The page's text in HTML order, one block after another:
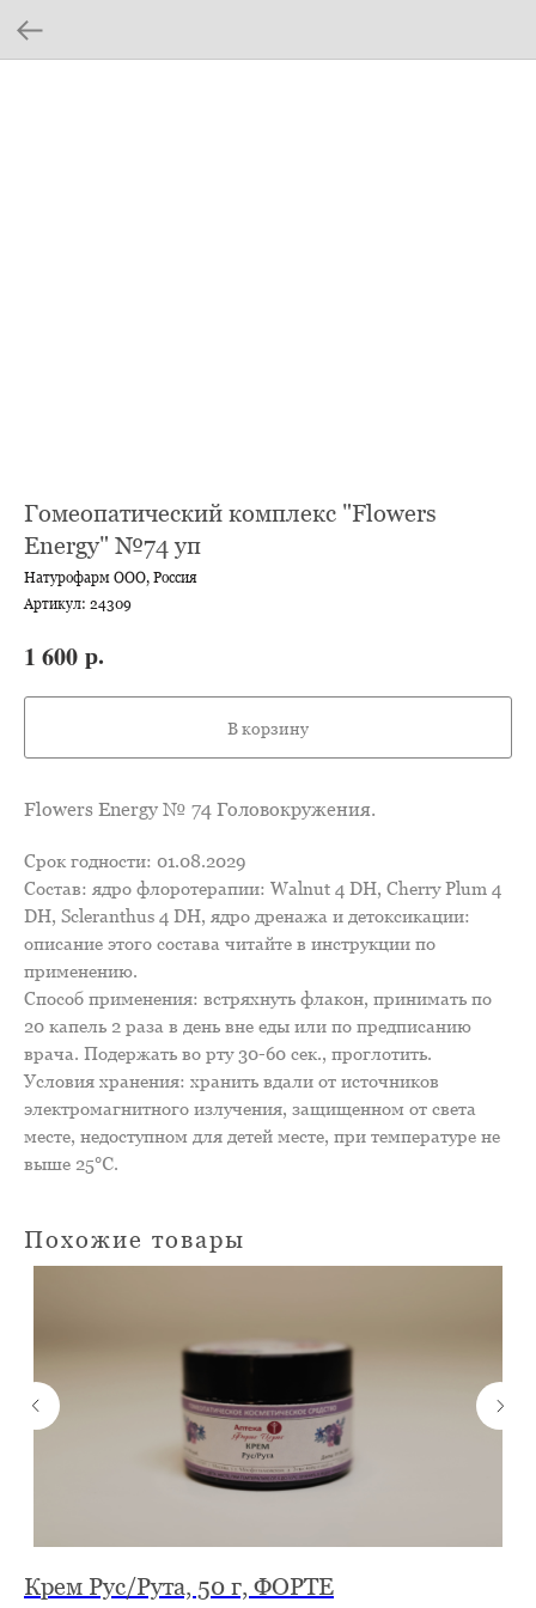
Гомеопатический комплекс "Flowers
Energy" №74 уп
Натурофарм ООО, Россия
Артикул: 24309
1 600 р.
В корзину
Flowers Energy № 74 Головокружения.
Срок годности: 01.08.2029
Состав: ядро флоротерапии: Walnut 4 DН, Cherry Plum 4
DН, Scleranthus 4 DН, ядро дренажа и детоксикации:
описание этого состава читайте в инструкции по
применению.
Способ применения: встряхнуть флакон, принимать по
20 капель 2 раза в день вне еды или по предписанию
врача. Подержать во рту 30-60 сек., проглотить.
Условия хранения: хранить вдали от источников
электромагнитного излучения, защищенном от света
месте, недоступном для детей месте, при температуре не
выше 25℃.
Похожие товары
Крем Рус/Рута, 50 г, ФОРТЕ